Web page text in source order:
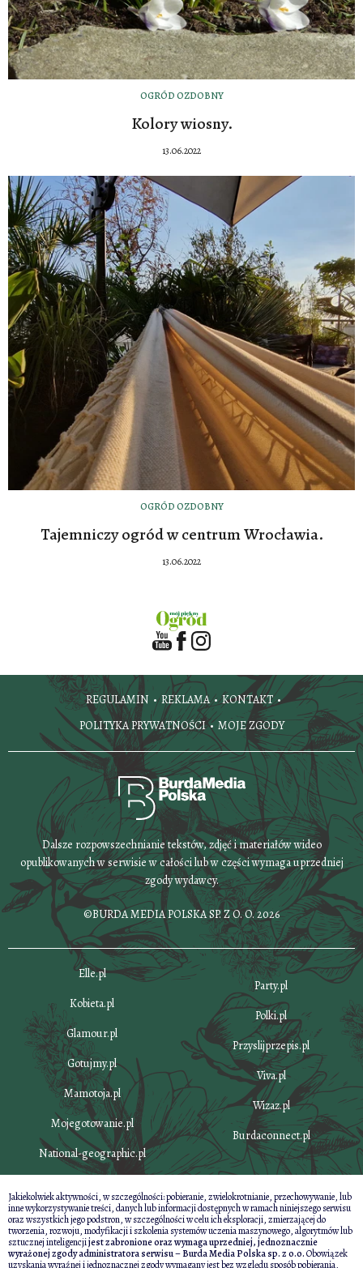
OGRÓD OZDOBNY
Kolory wiosny.
13.06.2022
OGRÓD OZDOBNY
Tajemniczy ogród w centrum Wrocławia.
13.06.2022
REGULAMIN REKLAMA
KONTAKT
POLITYKA PRYWATNOŚCI
MOJE ZGODY
Dalsze rozpowszechnianie tekstów, zdjęć i materiałów wideo
opublikowanych w serwisie w całości lub w części wymaga uprzedniej
zgody wydawcy.
©BURDA MEDIA POLSKA SP. Z O. O. 2026
Elle.pl
Kobieta.pl
Glamour.pl
Gotujmy.pl
Mamotoja.pl
Mojegotowanie.pl
National-geographic.pl
Party.pl
Polki.pl
Przyslijprzepis.pl
Viva.pl
Wizaz.pl
Burdaconnect.pl
Jakiekolwiek aktywności, w szczególności: pobieranie, zwielokrotnianie, przechowywanie, lub
inne wykorzystywanie treści, danych lub informacji dostępnych w ramach niniejszego serwisu
oraz wszystkich jego podstron, w szczególności w celu ich eksploracji, zmierzającej do
tworzenia, rozwoju, modyfikacji i szkolenia systemów uczenia maszynowego, algorytmów lub
sztucznej inteligencjijest zabronione oraz wymaga uprzedniej, jednoznacznie
wyrażonej zgody administratora serwisu – Burda Media Polska sp. z o.o.Obowiązek
uzyskania wyraźnej i jednoznacznej zgody wymagany jest bez względu sposób pobierania,